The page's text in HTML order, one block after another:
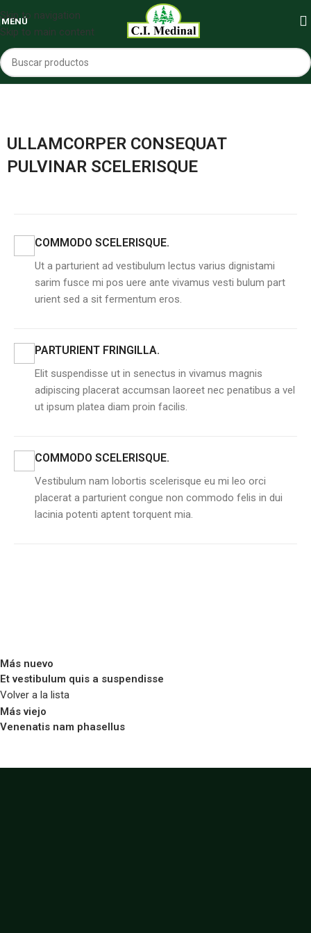
Skip to navigation
Skip to main content
MENÚ
ULLAMCORPER CONSEQUAT
PULVINAR SCELERISQUE
COMMODO SCELERISQUE.
Ut a parturient ad vestibulum lectus varius dignistami
sarim fusce mi pos uere ante vivamus vesti bulum part
urient sed a sit fermentum eros.
PARTURIENT FRINGILLA.
Elit suspendisse ut in senectus in vivamus magnis
adipiscing placerat accumsan laoreet nec penatibus a vel
ut ipsum platea diam proin facilis.
COMMODO SCELERISQUE.
Vestibulum nam lobortis scelerisque eu mi leo orci
placerat a parturient congue non commodo felis in dui
lacinia potenti aptent torquent mia.
Más nuevo
Et vestibulum quis a suspendisse
Volver a la lista
Más viejo
Venenatis nam phasellus